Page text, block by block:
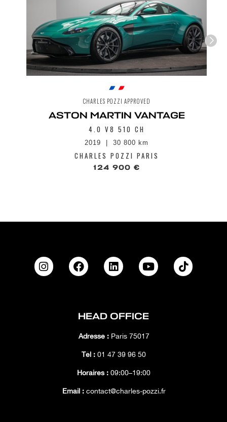
CHARLES POZZI APPROVED
ASTON MARTIN VANTAGE
4.0 V8 510 CH
2019 30 800 km
CHARLES POZZI PARIS
124 900 €
HEAD OFFICE
Adresse :Paris 75017
Tél : 01 47 39 96 50
Horaires : 09:00–19:00
Email :contact@charles-pozzi.fr